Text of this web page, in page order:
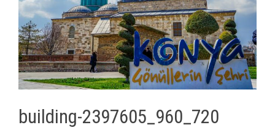
building-2397605_960_720